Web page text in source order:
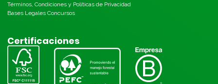
Términos, Condiciones y Políticas de Privacidad
Bases Legales Concursos
Certificaciones